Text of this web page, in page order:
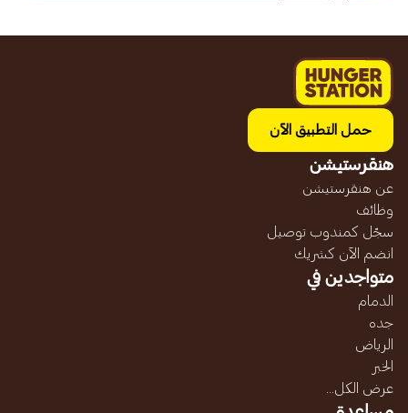
حمل التطبيق الآن
هنقرستيشن
عن هنقرستيشن
وظائف
سجّل كمندوب توصيل
انضم الآن كشريك
متواجدين في
الدمام
جده
الرياض
الخبر
عرض الكل...